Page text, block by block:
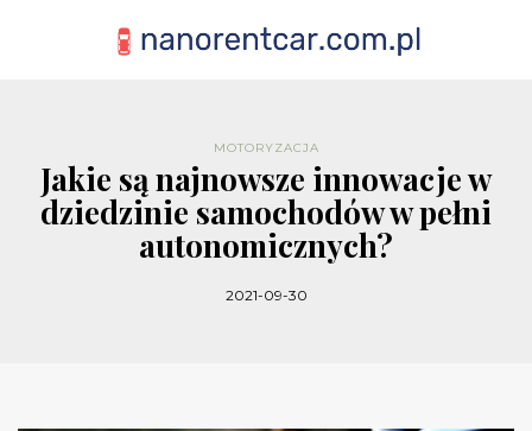
MOTORYZACJA
Jakie są najnowsze innowacje w
dziedzinie samochodów w pełni
autonomicznych?
2021-09-30